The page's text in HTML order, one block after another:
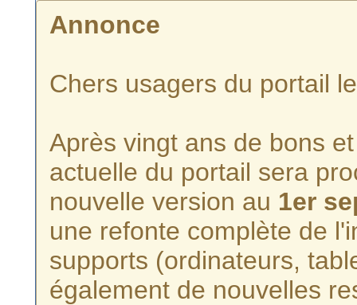
Annonce
Chers usagers du portail
Après vingt ans de bons
actuelle du portail sera
nouvelle version au 1er
une refonte complète de
supports (ordinateurs,
également de nouvelles